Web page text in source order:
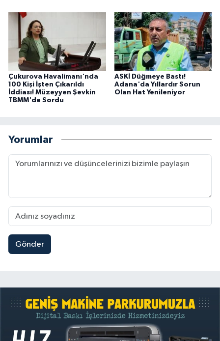
Çukurova Havalimanı'nda
100 Kişi İşten Çıkarıldı
İddiası! Müzeyyen Şevkin
TBMM'de Sordu
ASKİ Düğmeye Bastı!
Adana'da Yıllardır Sorun
Olan Hat Yenileniyor
Yorumlar
Gönder